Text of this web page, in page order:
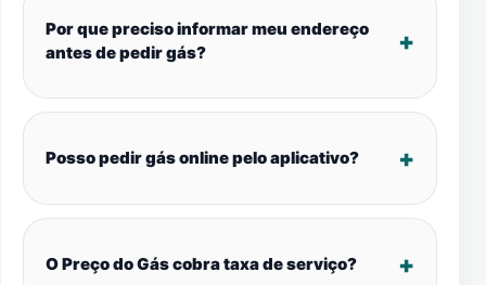
Por que preciso informar meu endereço
antes de pedir gás?
Posso pedir gás online pelo aplicativo?
O Preço do Gás cobra taxa de serviço?